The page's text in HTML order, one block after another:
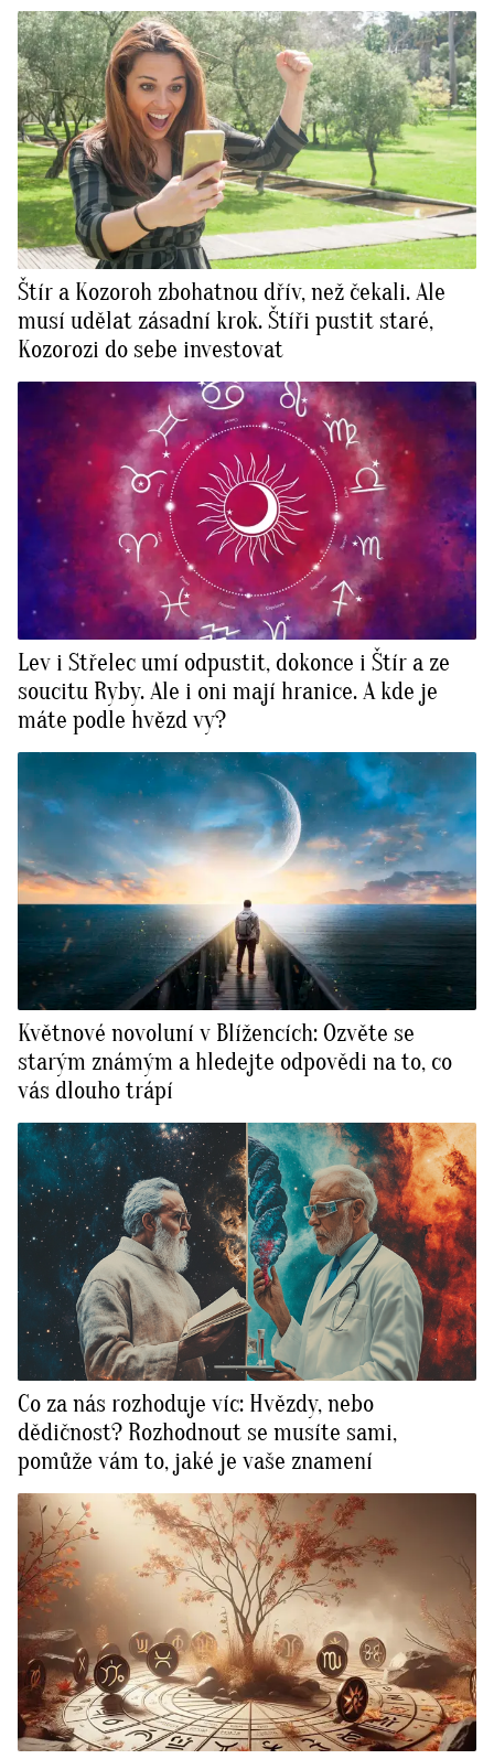
Štír a Kozoroh zbohatnou dřív, než čekali. Ale
musí udělat zásadní krok. Štíři pustit staré,
Kozorozi do sebe investovat
Lev i Střelec umí odpustit, dokonce i Štír a ze
soucitu Ryby. Ale i oni mají hranice. A kde je
máte podle hvězd vy?
Květnové novoluní v Blížencích: Ozvěte se
starým známým a hledejte odpovědi na to, co
vás dlouho trápí
Co za nás rozhoduje víc: Hvězdy, nebo
dědičnost? Rozhodnout se musíte sami,
pomůže vám to, jaké je vaše znamení